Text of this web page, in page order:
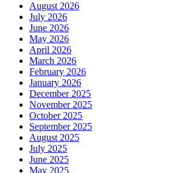
August 2026
July 2026
June 2026
May 2026
April 2026
March 2026
February 2026
January 2026
December 2025
November 2025
October 2025
September 2025
August 2025
July 2025
June 2025
May 2025